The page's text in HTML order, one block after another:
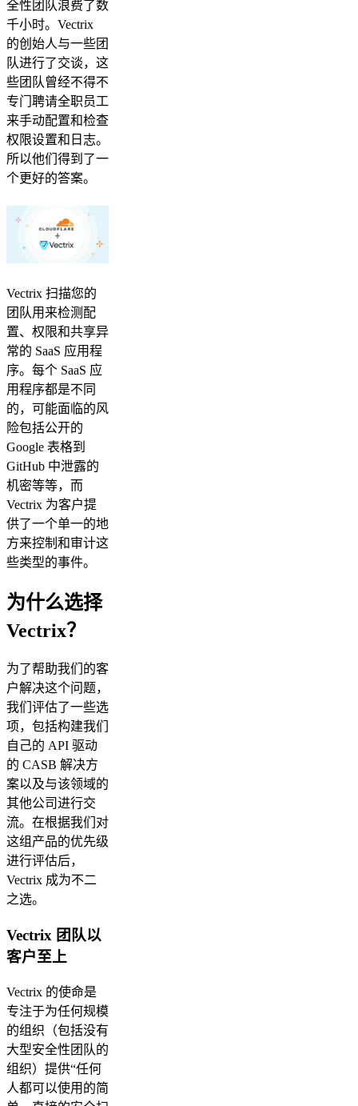
全性团队浪费了数
千小时。Vectrix
的创始人与一些团
队进行了交谈，这
些团队曾经不得不
专门聘请全职员工
来手动配置和检查
权限设置和日志。
所以他们得到了一
个更好的答案。
Vectrix 扫描您的
团队用来检测配
置、权限和共享异
常的 SaaS 应用程
序。每个 SaaS 应
用程序都是不同
的，可能面临的风
险包括公开的
Google 表格到
GitHub 中泄露的
机密等等，而
Vectrix 为客户提
供了一个单一的地
方来控制和审计这
些类型的事件。
为什么选择
Vectrix？
为了帮助我们的客
户解决这个问题，
我们评估了一些选
项，包括构建我们
自己的 API 驱动
的 CASB 解决方
案以及与该领域的
其他公司进行交
流。在根据我们对
这组产品的优先级
进行评估后，
Vectrix 成为不二
之选。
Vectrix 团队以
客户至上
Vectrix 的使命是
专注于为任何规模
的组织（包括没有
大型安全性团队的
组织）提供“任何
人都可以使用的简